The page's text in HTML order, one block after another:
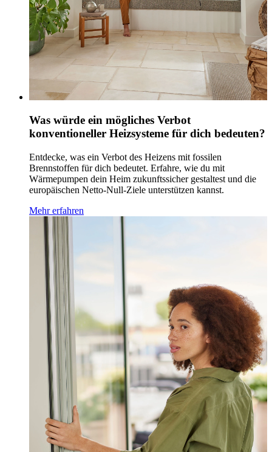
Was würde ein mögliches Verbot
konventioneller Heizsysteme für dich bedeuten?
Entdecke, was ein Verbot des Heizens mit fossilen
Brennstoffen für dich bedeutet. Erfahre, wie du mit
Wärmepumpen dein Heim zukunftssicher gestaltest und die
europäischen Netto-Null-Ziele unterstützen kannst.
Mehr erfahren